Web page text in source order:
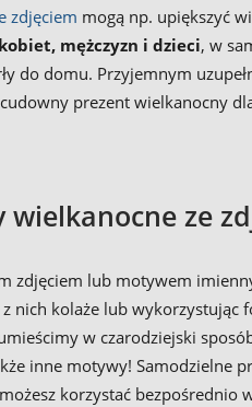
zdjęciem mogą np. upiększyć
mężczyzn i dzieci, w
do domu. Przyjemnym
prezent wielkanocny
wielkanocne ze
zdjęciem lub motywem
nich kolaże lub wykorzystując
w czarodziejski
inne motywy!
korzystać